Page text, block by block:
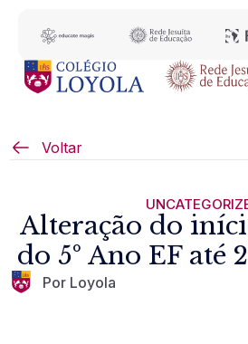
Voltar
Alteração do
do 5º Ano EF até
Por Loyola